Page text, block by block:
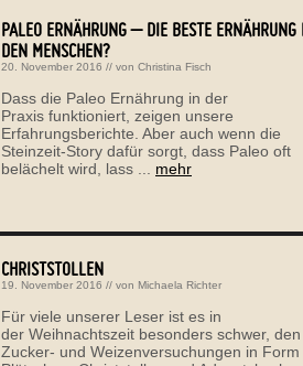
PALEO ERNÄHRUNG – DIE BESTE ERNÄHRUNG
DEN MENSCHEN?
20. November 2016 // von Christina Fisch
Dass die Paleo Ernährung in der
Praxis funktioniert, zeigen unsere
Erfahrungsberichte. Aber auch wenn die
Steinzeit-Story dafür sorgt, dass Paleo oft
belächelt wird, lass ... mehr
CHRISTSTOLLEN
19. November 2016 // von Michaela Richter
Für viele unserer Leser ist es in
der Weihnachtszeit besonders schwer, den
Zucker- und Weizenversuchungen in Form